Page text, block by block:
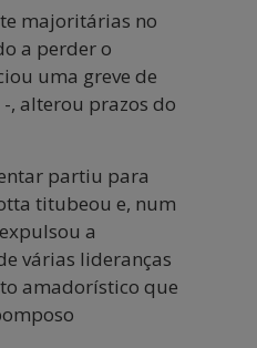
majoritárias no
a perder o
uma greve de
, alterou prazos do
partiu para
titubeou e, num
a
várias lideranças
amadorístico que